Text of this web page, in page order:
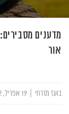
מדענים
אור
בועז מזרחי